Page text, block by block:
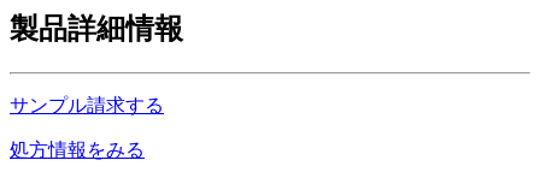
製品詳細情報
サンプル請求する
処方情報をみる